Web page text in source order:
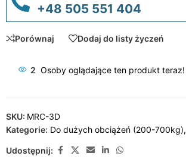
+48 505 551 404
Porównaj Dodaj do listy życzeń
2 Osoby oglądające ten produkt teraz!
SKU: MRC-3D
Kategorie: Do dużych obciążeń (200-700kg),
Udostępnij: